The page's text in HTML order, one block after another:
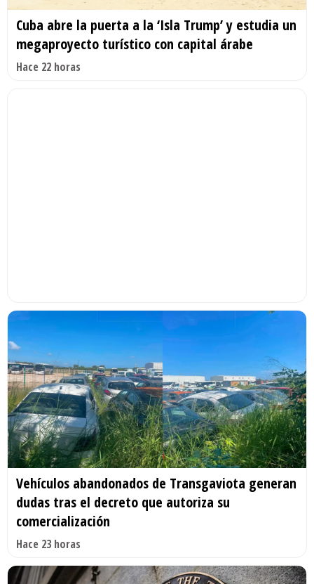
Cuba abre la puerta a la ‘Isla Trump’ y estudia un
megaproyecto turístico con capital árabe
Hace 22 horas
Vehículos abandonados de Transgaviota generan
dudas tras el decreto que autoriza su
comercialización
Hace 23 horas